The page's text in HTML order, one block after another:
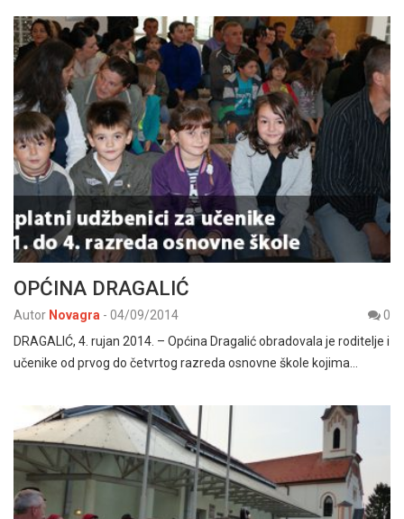
OPĆINA DRAGALIĆ
Autor Novagra - 04/09/2014
0
DRAGALIĆ, 4. rujan 2014. – Općina Dragalić obradovala je roditelje i
učenike od prvog do četvrtog razreda osnovne škole kojima…